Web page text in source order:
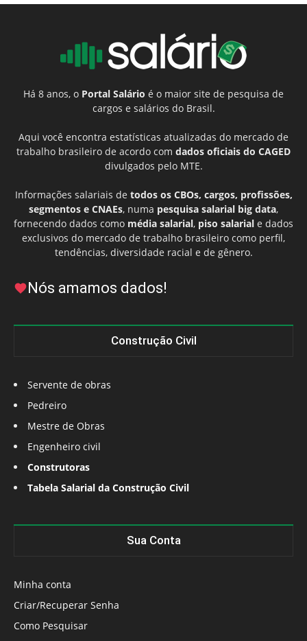
Há 8 anos, o Portal Salário é o maior site de pesquisa de
cargos e salários do Brasil.
Aqui você encontra estatísticas atualizadas do mercado de
trabalho brasileiro de acordo com dados oficiais do CAGED
divulgados pelo MTE.
Informações salariais de todos os CBOs, cargos, profissões,
segmentos e CNAEs, numa pesquisa salarial big data,
fornecendo dados como média salarial, piso salarial e dados
exclusivos do mercado de trabalho brasileiro como perfil,
tendências, diversidade racial e de gênero.
Nós amamos dados!
Construção Civil
Servente de obras
Pedreiro
Mestre de Obras
Engenheiro civil
Construtoras
Tabela Salarial da Construção Civil
Sua Conta
Minha conta
Criar/Recuperar Senha
Como Pesquisar